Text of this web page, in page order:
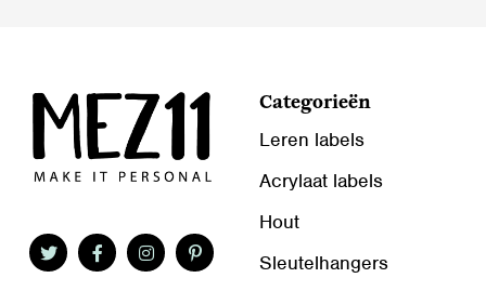
Categorieën
Leren labels
Acrylaat labels
Hout
Sleutelhangers